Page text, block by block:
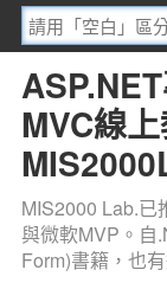
MVC線
MIS2000 Lab.已
與微軟MVP。自
Form)書籍，也